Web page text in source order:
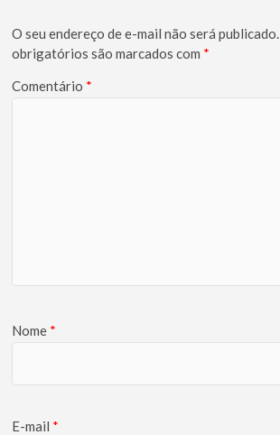
O seu endereço de e-mail não será publicado.
obrigatórios são marcados com *
Comentário *
Nome *
E-mail *